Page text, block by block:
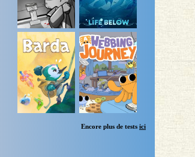
Encore plus de tests ici